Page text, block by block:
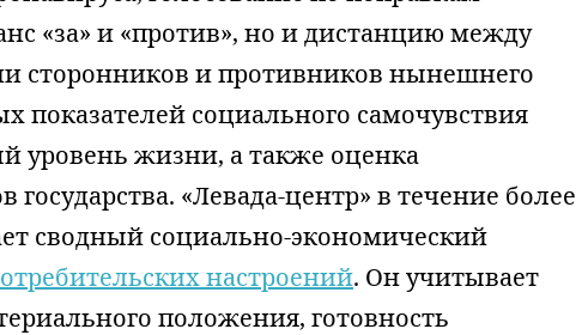
«за» и «против», но и дистанцию между
сторонников и противников нынешнего
показателей социального самочувствия
уровень жизни, а также оценка
государства. «Левада-центр» в течение более
сводный социально-экономический
настроений. Он учитывает
положения, готовность